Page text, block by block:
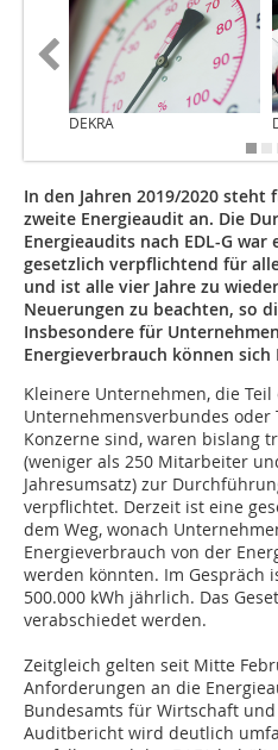
DEKRA
In den Jahren 2019/2020
zweite Energieaudit an. Die
Energieaudits nach EDL-G war
gesetzlich verpflichtend für
und ist alle vier Jahre zu
Neuerungen zu beachten, so
Insbesondere für
Energieverbrauch können
Kleinere Unternehmen, die Teil
Unternehmensverbundes
Konzerne sind, waren bislang
(weniger als 250 Mitarbeiter
Jahresumsatz) zur
verpflichtet. Derzeit ist eine
dem Weg, wonach
Energieverbrauch von der
werden könnten. Im Gespräch
500.000 kWh jährlich. Das
verabschiedet werden.
Zeitgleich gelten seit Mitte
Anforderungen an die
Bundesamts für Wirtschaft
Auditbericht wird deutlich